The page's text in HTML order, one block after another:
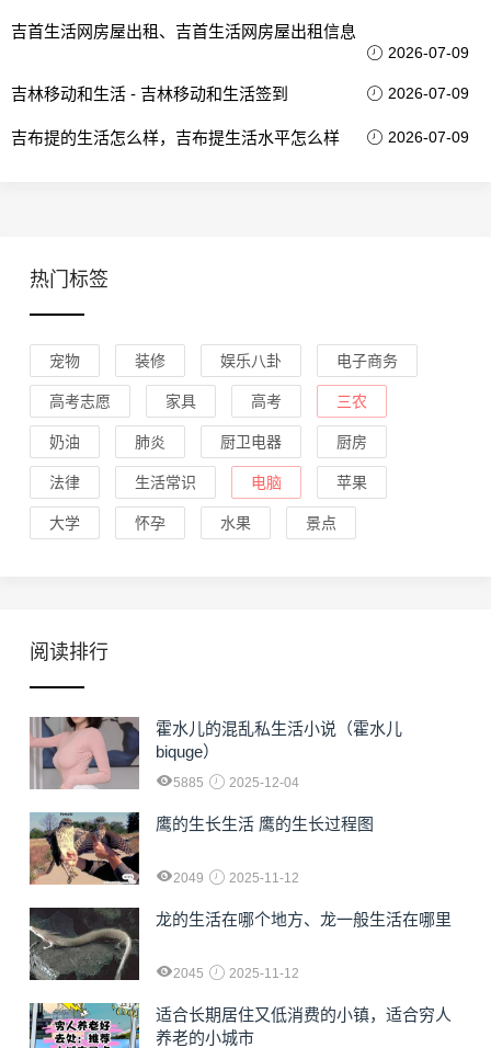
吉首生活网房屋出租、吉首生活网房屋出租信息
2026-07-09
吉林移动和生活 - 吉林移动和生活签到 2026-07-09
吉布提的生活怎么样，吉布提生活水平怎么样 2026-07-09
热门标签
宠物 装修 娱乐八卦 电子商务
高考志愿 家具 高考 三农
奶油 肺炎 厨卫电器 厨房
法律 生活常识 电脑 苹果
大学 怀孕 水果 景点
阅读排行
霍水儿的混乱私生活小说（霍水儿
biquge）
5885 2025-12-04
鹰的生长生活 鹰的生长过程图
2049 2025-11-12
龙的生活在哪个地方、龙一般生活在哪里
2045 2025-11-12
适合长期居住又低消费的小镇，适合穷人
养老的小城市